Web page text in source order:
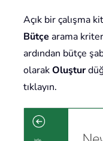
Açık bir çalışma
Bütçe arama
ardından bütçe
olarakOluştur
tıklayın.